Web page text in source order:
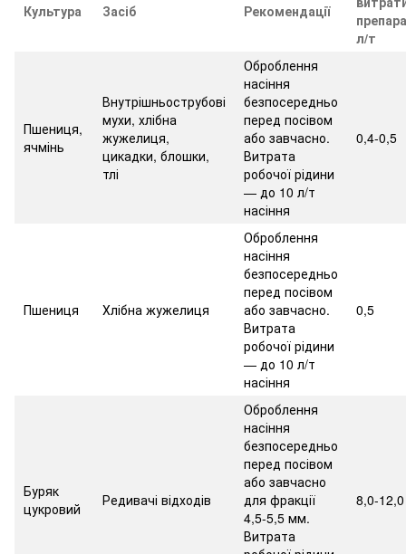
Культура Засіб Рекомендації
л/т
Пшениця,
ячмінь
Внутрішньострубові
мухи, хлібна
жужелиця,
цикадки, блошки,
тлі
Оброблення
насіння
безпосередньо
перед посівом
або завчасно.
Витрата
робочої рідини
— до 10 л/т
насіння
0,4-0,5
Пшениця Хлібна жужелиця
Оброблення
насіння
безпосередньо
перед посівом
або завчасно.
Витрата
робочої рідини
— до 10 л/т
насіння
0,5
Буряк
цукровий
Редивачі відходів
Оброблення
насіння
безпосередньо
перед посівом
або завчасно
для фракції
4,5-5,5 мм.
Витрата
8,0-12,0